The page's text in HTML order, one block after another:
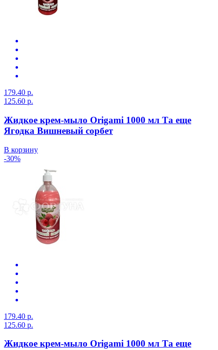
179.40 р.
125.60 р.
Жидкое крем-мыло Origami 1000 мл Та еще
Ягодка Вишневый сорбет
В корзину
-30%
179.40 р.
125.60 р.
Жидкое крем-мыло Origami 1000 мл Та еще